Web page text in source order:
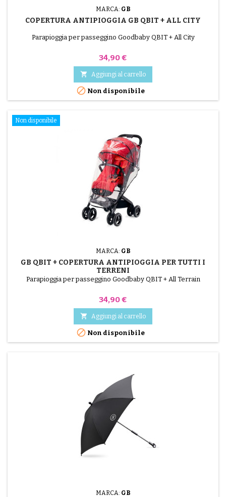
MARCA: GB
COPERTURA ANTIPIOGGIA GB QBIT + ALL CITY
Parapioggia per passeggino Goodbaby QBIT + All City
Prezzo
34,90 €
 Aggiungi al carrello
 Non disponibile
Non disponibile
MARCA: GB
GB QBIT + COPERTURA ANTIPIOGGIA PER TUTTI I
TERRENI
Parapioggia per passeggino Goodbaby QBIT + All Terrain
Prezzo
34,90 €
 Aggiungi al carrello
 Non disponibile
MARCA: GB